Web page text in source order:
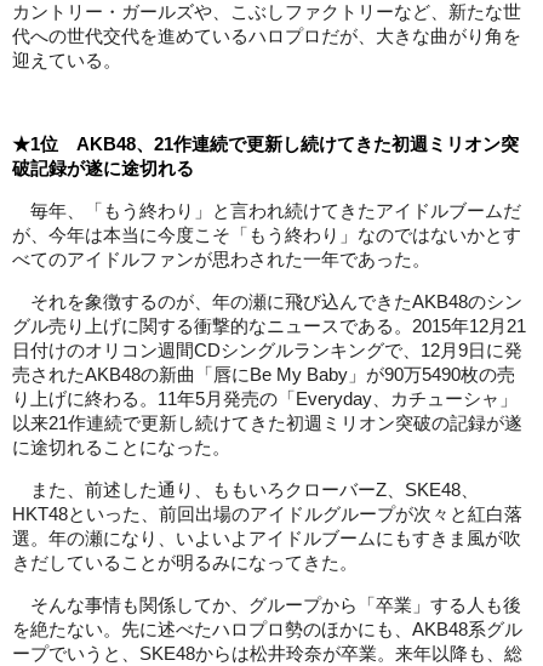
カントリー・ガールズや、こぶしファクトリーなど、新たな世
代への世代交代を進めているハロプロだが、大きな曲がり角を
迎えている。
★1位 AKB48、21作連続で更新し続けてきた初週ミリオン突
破記録が遂に途切れる
毎年、「もう終わり」と言われ続けてきたアイドルブームだ
が、今年は本当に今度こそ「もう終わり」なのではないかとす
べてのアイドルファンが思わされた一年であった。
それを象徴するのが、年の瀬に飛び込んできたAKB48のシン
グル売り上げに関する衝撃的なニュースである。2015年12月21
日付けのオリコン週間CDシングルランキングで、12月9日に発
売されたAKB48の新曲「唇にBe My Baby」が90万5490枚の売
り上げに終わる。11年5月発売の「Everyday、カチューシャ」
以来21作連続で更新し続けてきた初週ミリオン突破の記録が遂
に途切れることになった。
また、前述した通り、ももいろクローバーZ、SKE48、
HKT48といった、前回出場のアイドルグループが次々と紅白落
選。年の瀬になり、いよいよアイドルブームにもすきま風が吹
きだしていることが明るみになってきた。
そんな事情も関係してか、グループから「卒業」する人も後
を絶たない。先に述べたハロプロ勢のほかにも、AKB48系グル
ープでいうと、SKE48からは松井玲奈が卒業。来年以降も、総